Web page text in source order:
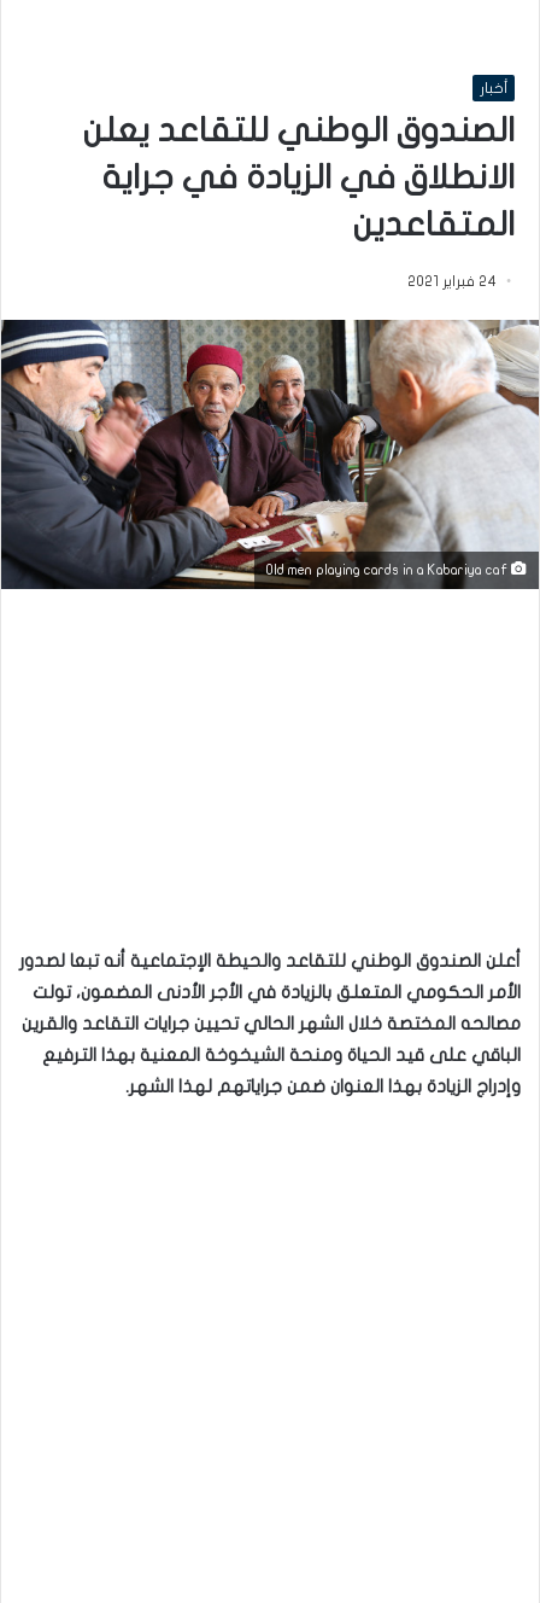
أخبار
الصندوق الوطني للتقاعد يعلن
الانطلاق في الزيادة في جراية
المتقاعدين
24 فبراير 2021
أعلن الصندوق الوطني للتقاعد والحيطة الإجتماعية أنه تبعا لصدور
الأمر الحكومي المتعلق بالزيادة في الأجر الأدنى المضمون، تولت
مصالحه المختصة خلال الشهر الحالي تحيين جرايات التقاعد والقرين
الباقي على قيد الحياة ومنحة الشيخوخة المعنية بهذا الترفيع
وإدراج الزيادة بهذا العنوان ضمن جراياتهم لهذا الشهر.